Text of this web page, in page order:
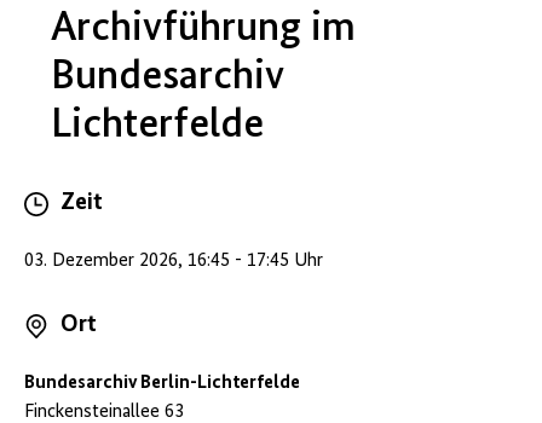
Archivführung im
Bundesarchiv
Lichterfelde
Zeit
03. Dezember 2026, 16:45 - 17:45 Uhr
Ort
Bundesarchiv Berlin-Lichterfelde
Finckensteinallee 63